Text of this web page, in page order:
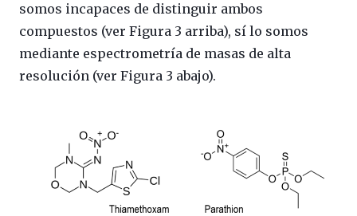
somos incapaces de distinguir ambos
compuestos (ver Figura 3 arriba), sí lo somos
mediante espectrometría de masas de alta
resolución (ver Figura 3 abajo).